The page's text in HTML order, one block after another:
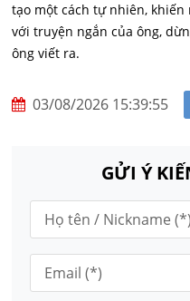
tạo một cách tự nhiên,
với truyện ngắn của ông,
ông viết ra.
03/08/2026 15:39:55
GỬI Ý